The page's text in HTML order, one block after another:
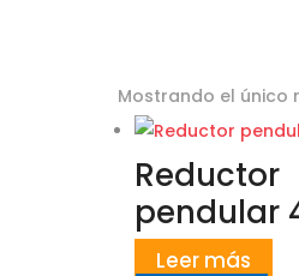
Mostrando el único
Reductor
pendular
Leer más